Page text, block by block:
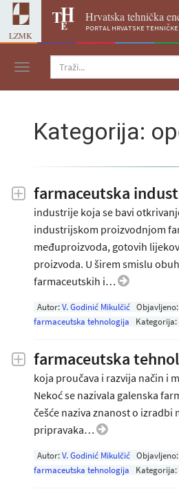
LZMK
Hrvatska tehnička
portal hrvatske tehničke
Navigacija
Kategorija:
farmaceutska
industrije koja se bavi
industrijskom proizvodnjom
međuproizvoda, gotovih
proizvoda. U širem smislu
farmaceutskih i…
Autor: V. Godinić Mikulčić Objavljeno:
farmaceutska tehnologija
Kategorija:
farmaceutska
koja proučava i razvija način i
Nekoć se nazivala galenska
češće naziva znanost o
pripravaka…
Autor: V. Godinić Mikulčić Objavljeno:
farmaceutska tehnologija
Kategorija: